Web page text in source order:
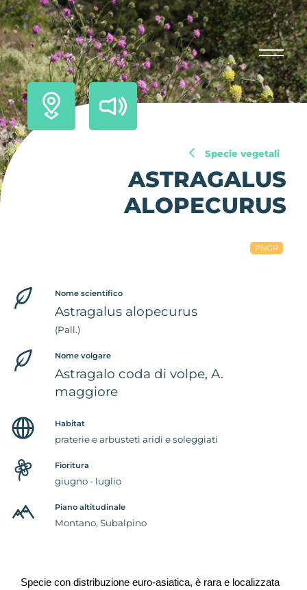
Specie vegetali
ASTRAGALUS
ALOPECURUS
PNGP
Nome scientifico
Astragalus alopecurus
(Pall.)
Nome volgare
Astragalo coda di volpe, A.
maggiore
Habitat
praterie e arbusteti aridi e soleggiati
Fioritura
giugno - luglio
Piano altitudinale
Montano, Subalpino
Specie con distribuzione euro-asiatica, è rara e localizzata